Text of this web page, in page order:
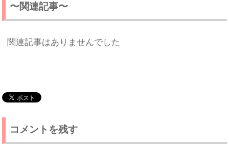
〜関連記事〜
関連記事はありませんでした
コメントを残す